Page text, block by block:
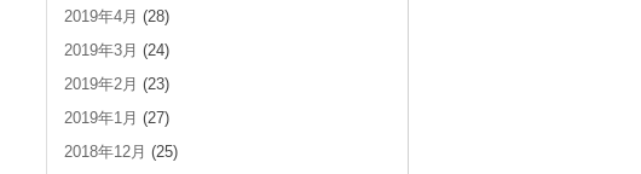
2019年4月 (28)
2019年3月 (24)
2019年2月 (23)
2019年1月 (27)
2018年12月 (25)